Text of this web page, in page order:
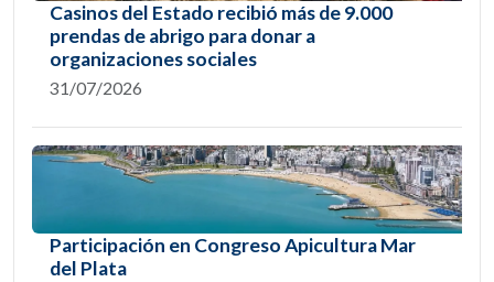
Casinos del Estado recibió más de 9.000
prendas de abrigo para donar a
organizaciones sociales
31/07/2026
Participación en Congreso Apicultura Mar
del Plata